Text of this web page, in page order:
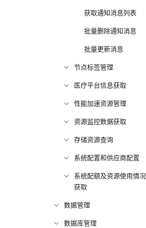
获取通知消息列表
批量删除通知消息
批量更新消息
节点标签管理
医疗平台信息获取
性能加速资源管理
资源监控数据获取
存储资源查询
系统配置和供应商配置
系统配额及资源使用情况
获取
数据管理
数据库管理